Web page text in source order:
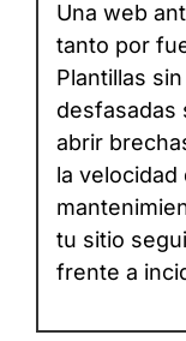
Una web
tanto por
Plantillas
desfasadas
abrir
la velocidad
tu sitio
frente a